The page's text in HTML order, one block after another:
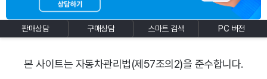
판매상담 구매상담 스마트 검색 PC 버전
본 사이트는 자동차관리법(제57조의2)을 준수합니다.